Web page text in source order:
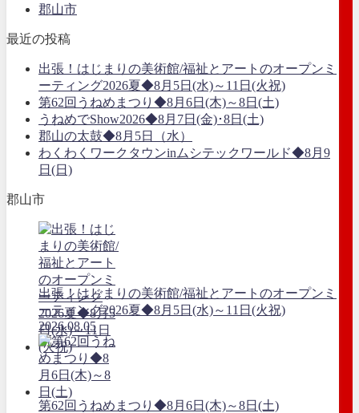
郡山市
最近の投稿
出張！はじまりの美術館/福祉とアートのオープンミ
ーティング2026夏◆8月5日(水)～11日(火祝)
第62回うねめまつり◆8月6日(木)～8日(土)
うねめでShow2026◆8月7日(金)･8日(土)
郡山の太鼓◆8月5日（水）
わくわくワークタウンinムシテックワールド◆8月9
日(日)
郡山市
出張！はじまりの美術館/福祉とアートのオープンミ
ーティング2026夏◆8月5日(水)～11日(火祝)
2026.08.05
第62回うねめまつり◆8月6日(木)～8日(土)